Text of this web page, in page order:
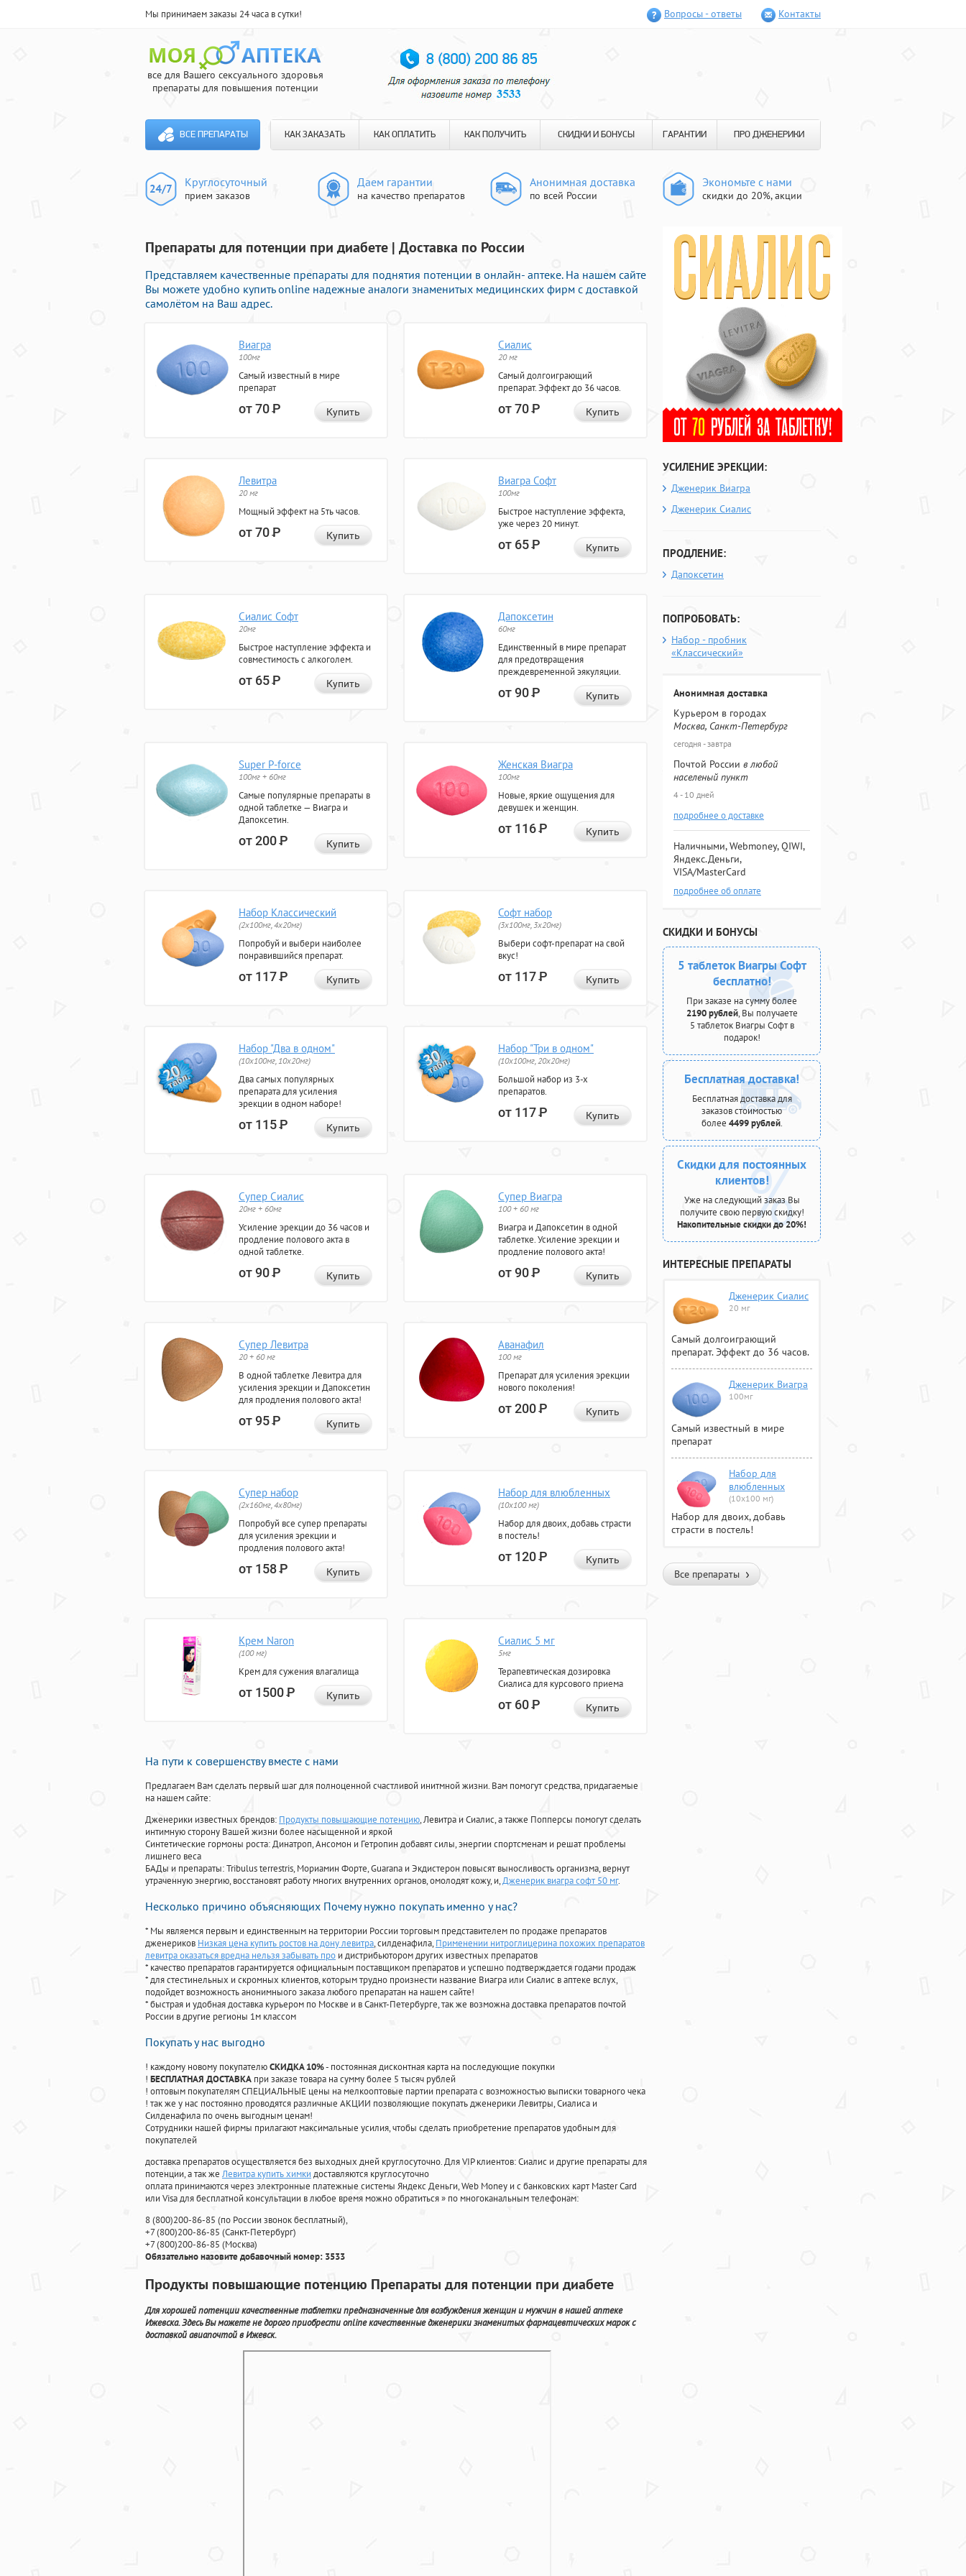
Мы принимаем заказы 24 часа в сутки! Вопросы - ответы Контакты
все для Вашего сексуального здоровья
препараты для повышения потенции
ВСЕ ПРЕПАРАТЫ КАК ЗАКАЗАТЬ КАК ОПЛАТИТЬ КАК ПОЛУЧИТЬ СКИДКИ И БОНУСЫ ГАРАНТИИ ПРО ДЖЕНЕРИКИ
Круглосуточный
прием заказов
Даем гарантии
на качество препаратов
Анонимная доставка
по всей России
Экономьте с нами
скидки до 20%, акции
Препараты для потенции при диабете | Доставка по России
Представляем качественные препараты для поднятия потенции в онлайн- аптеке. На нашем сайте
Вы можете удобно купить online надежные аналоги знаменитых медицинских фирм с доставкой
самолётом на Ваш адрес.
Виагра
100мг
Самый известный в мире
препарат
от 70Р Купить
Сиалис
20 мг
Самый долгоиграющий
препарат. Эффект до 36 часов.
от 70Р Купить
Левитра
20 мг
Мощный эффект на 5ть часов.
от 70Р Купить
Виагра Софт
100мг
Быстрое наступление эффекта,
уже через 20 минут.
от 65Р Купить
Сиалис Софт
20мг
Быстрое наступление эффекта и
совместимость с алкоголем.
от 65Р Купить
Дапоксетин
60мг
Единственный в мире препарат
для предотвращения
преждевременной эякуляции.
от 90Р Купить
Super P-force
100мг + 60мг
Самые популярные препараты в
одной таблетке — Виагра и
Дапоксетин.
от 200Р Купить
Женская Виагра
100мг
Новые, яркие ощущения для
девушек и женщин.
от 116Р Купить
Набор Классический
(2x100мг, 4x20мг)
Попробуй и выбери наиболее
понравившийся препарат.
от 117Р Купить
Софт набор
(3x100мг, 3x20мг)
Выбери софт-препарат на свой
вкус!
от 117Р Купить
Набор "Два в одном"
(10x100мг, 10x20мг)
Два самых популярных
препарата для усиления
эрекции в одном наборе!
от 115Р Купить
Набор "Три в одном"
(10x100мг, 20x20мг)
Большой набор из 3-х
препаратов.
от 117Р Купить
Супер Сиалис
20мг + 60мг
Усиление эрекции до 36 часов и
продление полового акта в
одной таблетке.
от 90Р Купить
Супер Виагра
100 + 60 мг
Виагра и Дапоксетин в одной
таблетке. Усиление эрекции и
продление полового акта!
от 90Р Купить
Супер Левитра
20 + 60 мг
В одной таблетке Левитра для
усиления эрекции и Дапоксетин
для продления полового акта!
от 95Р Купить
Аванафил
100 мг
Препарат для усиления эрекции
нового поколения!
от 200Р Купить
Супер набор
(2х160мг, 4х80мг)
Попробуй все супер препараты
для усиления эрекции и
продления полового акта!
от 158Р Купить
Набор для влюбленных
(10х100 мг)
Набор для двоих, добавь страсти
в постель!
от 120Р Купить
Крем Naron
(100 мг)
Крем для сужения влагалища
от 1500Р Купить
Сиалис 5 мг
5мг
Терапевтическая дозировка
Сиалиса для курсового приема
от 60Р Купить
На пути к совершенству вместе с нами
Предлагаем Вам сделать первый шаг для полноценной счастливой инитмной жизни. Вам помогут средства, придагаемые
на нашем сайте:
Дженерики известных брендов: Продукты повышающие потенцию, Левитра и Сиалис, а также Попперсы помогут сделать
интимную сторону Вашей жизни более насыщенной и яркой
Синтетические гормоны роста: Динатроп, Ансомон и Гетропин добавят силы, энергии спортсменам и решат проблемы
лишнего веса
БАДы и препараты:Tribulus terrestris, Мориамин Форте, Guarana и Экдистерон повысят выносливость организма, вернут
утраченную энергию, восстановят работу многих внутренних органов, омолодят кожу, и,Дженерик виагра софт 50 мг.
Несколько причино объясняющих Почему нужно покупать именно у нас?
* Мы являемся первым и единственным на территории России торговым представителем по продаже препаратов
дженериков Низкая цена купить ростов на дону левитра, силденафила, Применении нитроглицерина похожих препаратов
левитра оказаться вредна нельзя забывать про и дистрибьютором других известных препаратов
* качество препаратов гарантируется официальным поставщиком препаратов и успешно подтверждается годами продаж
* для стестинельных и скромных клиентов, которым трудно произнести название Виагра или Сиалис в аптеке вслух,
подойдет возможность анонимныого заказа любого препаратан на нашем сайте!
* быстрая и удобная доставка курьером по Москве и в Санкт-Петербурге, так же возможна доставка препаратов почтой
России в другие регионы 1м классом
Покупать у нас выгодно
! каждому новому покупателюСКИДКА 10%- постоянная дисконтная карта на последующие покупки
! БЕСПЛАТНАЯ ДОСТАВКА при заказе товара на сумму более 5 тысяч рублей
! оптовым покупателям СПЕЦИАЛЬНЫЕ цены на мелкооптовые партии препарата с возможностью выписки товарного чека
! так же у нас постоянно проводятся различные АКЦИИ позволяющие покупать дженерики Левитры, Сиалиса и
Силденафила по очень выгодным ценам!
Cотрудники нашей фирмы прилагают максимальные усилия, чтобы сделать приобретение препаратов удобным для
покупателей
доставка препаратов осуществляется без выходных дней круглосуточно. Для VIP клиентов: Сиалис и другие препараты для
потенции, а так же Левитра купить химки доставляются круглосуточно
оплата принимаются через электронные платежные системы Яндекс Деньги, Web Money и с банковских карт Master Card
или Visa для бесплатной консультации в любое время можно обратиться» по многоканальным телефонам:
8(800)200-86-85 (по России звонок бесплатный),
+7(800)200-86-85 (Санкт-Петербург)
+7(800)200-86-85 (Москва)
Обязательно назовите добавочный номер: 3533
Продукты повышающие потенцию Препараты для потенции при диабете
Для хорошей потенции качественные таблетки предназначенные для возбуждения женщин и мужчин в нашей аптеке
Ижевска. Здесь Вы можете не дорого приобрести online качественные дженерики знаменитых фармацевтических марок с
доставкой авиапочтой в Ижевск.
УСИЛЕНИЕ ЭРЕКЦИИ:
Дженерик Виагра
Дженерик Сиалис
ПРОДЛЕНИЕ:
Дапоксетин
ПОПРОБОВАТЬ:
Набор - пробник
«Классический»
Анонимная доставка
Курьером в городах
Москва, Санкт-Петербург
сегодня - завтра
Почтой России в любой
населеный пункт
4 - 10 дней
подробнее о доставке
Наличными, Webmoney, QIWI,
Яндекс.Деньги,
VISA/MasterCard
подробнее об оплате
СКИДКИ И БОНУСЫ
5 таблеток Виагры Софт
бесплатно!
При заказе на сумму более
2190 рублей, Вы получаете
5 таблеток Виагры Софт в
подарок!
Бесплатная доставка!
Бесплатная доставка для
заказов стоимостью
более 4499 рублей.
Скидки для постоянных
клиентов!
Уже на следующий заказ Вы
получите свою первую скидку!
Накопительные скидки до 20%!
ИНТЕРЕСНЫЕ ПРЕПАРАТЫ
Дженерик Сиалис
20 мг
Самый долгоиграющий
препарат. Эффект до 36 часов.
Дженерик Виагра
100мг
Самый известный в мире
препарат
Набор для
влюбленных
(10х100 мг)
Набор для двоих, добавь
страсти в постель!
Все препараты